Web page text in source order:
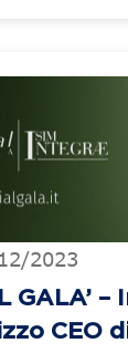
12/2023
GALA’ –
CEO